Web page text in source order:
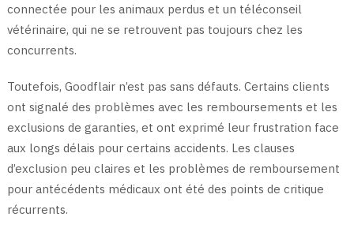
connectée pour les animaux perdus et un téléconseil
vétérinaire, qui ne se retrouvent pas toujours chez les
concurrents.
Toutefois, Goodflair n’est pas sans défauts. Certains clients
ont signalé des problèmes avec les remboursements et les
exclusions de garanties, et ont exprimé leur frustration face
aux longs délais pour certains accidents. Les clauses
d’exclusion peu claires et les problèmes de remboursement
pour antécédents médicaux ont été des points de critique
récurrents.